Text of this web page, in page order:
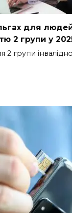
для
2 групи у
2 групи